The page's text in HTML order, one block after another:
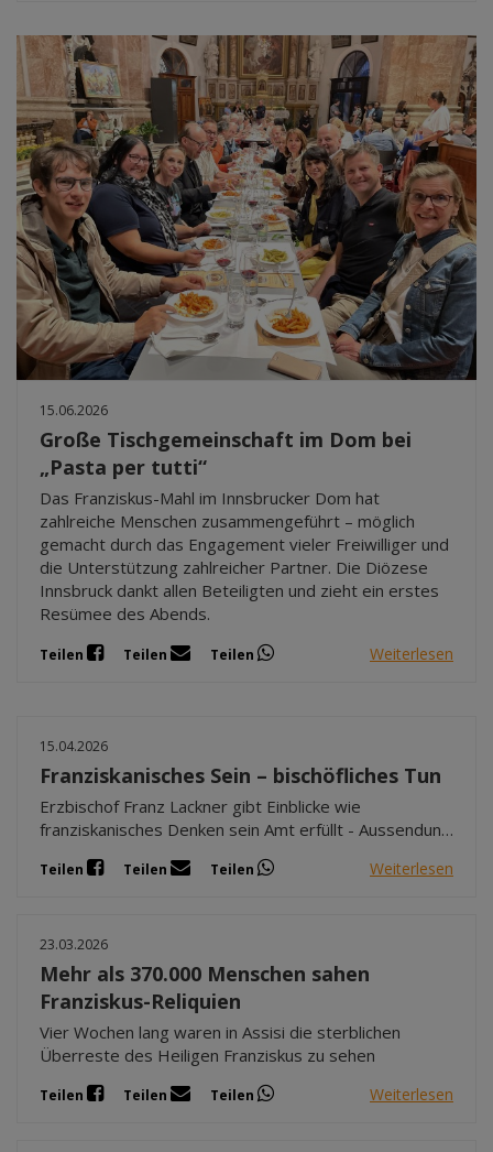
15.06.2026
Große Tischgemeinschaft im Dom bei
„Pasta per tutti“
Das Franziskus-Mahl im Innsbrucker Dom hat
zahlreiche Menschen zusammengeführt – möglich
gemacht durch das Engagement vieler Freiwilliger und
die Unterstützung zahlreicher Partner. Die Diözese
Innsbruck dankt allen Beteiligten und zieht ein erstes
Resümee des Abends.
Teilen Teilen Teilen Weiterlesen
15.04.2026
Franziskanisches Sein – bischöfliches Tun
Erzbischof Franz Lackner gibt Einblicke wie
franziskanisches Denken sein Amt erfüllt - Aussendung
Teilen Teilen Teilen Weiterlesen
23.03.2026
Mehr als 370.000 Menschen sahen
Franziskus-Reliquien
Vier Wochen lang waren in Assisi die sterblichen
Überreste des Heiligen Franziskus zu sehen
Teilen Teilen Teilen Weiterlesen